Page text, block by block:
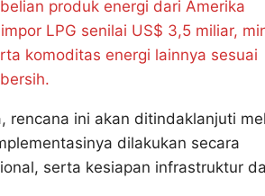
produk energi dari Amerika
LPG senilai US$ 3,5 miliar,
komoditas energi lainnya sesuai
rencana ini akan ditindaklanjuti
dilakukan secara
serta kesiapan infrastruktur